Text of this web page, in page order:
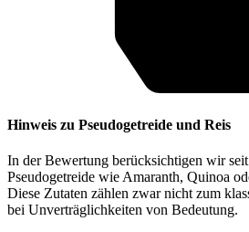
Hinweis zu Pseudogetreide und Reis
In der Bewertung berücksichtigen wir
Pseudogetreide wie Amaranth, Quinoa
Diese Zutaten zählen zwar nicht zum
bei Unverträglichkeiten von Bedeutung.